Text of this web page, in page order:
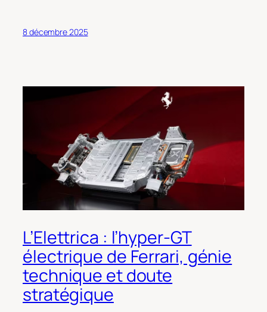
8 décembre 2025
L’Elettrica : l’hyper-GT
électrique de Ferrari, génie
technique et doute
stratégique